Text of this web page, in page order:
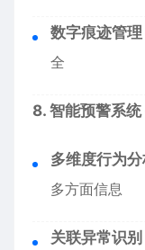
数字痕迹管理
全
8. 智能预警系
多维度行为
多方面信息
关联异常识别